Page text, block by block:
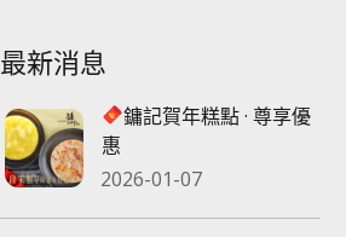
最新消息
鏞記賀年糕點 · 尊享優
惠
2026-01-07